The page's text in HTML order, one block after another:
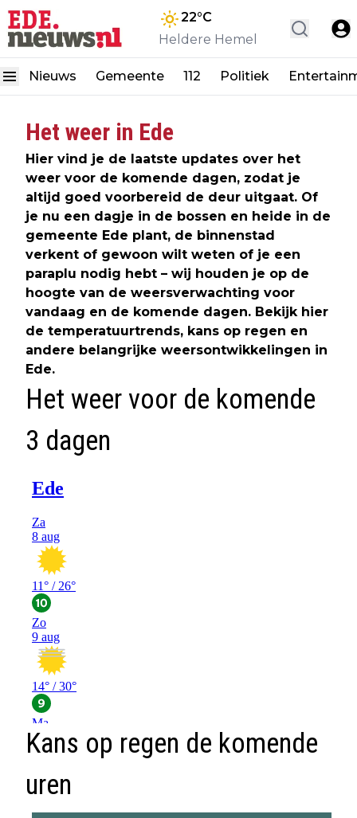
22°C
Heldere Hemel
Nieuws Gemeente 112 Politiek
Het weer in Ede
Hier vind je de laatste updates over het
weer voor de komende dagen, zodat je
altijd goed voorbereid de deur uitgaat. Of
je nu een dagje in de bossen en heide in de
gemeente Ede plant, de binnenstad
verkent of gewoon wilt weten of je een
paraplu nodig hebt – wij houden je op de
hoogte van de weersverwachting voor
vandaag en de komende dagen. Bekijk hier
de temperatuurtrends, kans op regen en
andere belangrijke weersontwikkelingen in
Ede.
Het weer voor de komende
3 dagen
Kans op regen de komende
uren